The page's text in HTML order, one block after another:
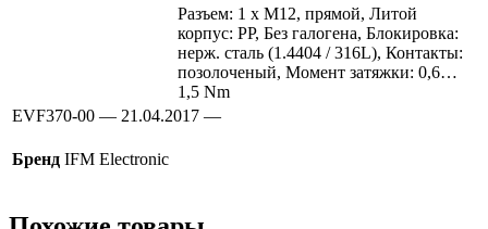
Разъем: 1 x M12, прямой, Литой
корпус: PP, Без галогена, Блокировка:
нерж. сталь (1.4404 / 316L), Контакты:
позолоченый, Момент затяжки: 0,6…
1,5 Nm
EVF370-00 — 21.04.2017 —
Бренд IFM Electronic